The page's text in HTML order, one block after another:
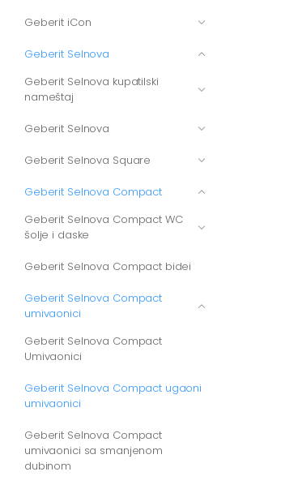
Geberit iCon
Geberit Selnova
Geberit Selnova kupatilski
nameštaj
Geberit Selnova
Geberit Selnova Square
Geberit Selnova Compact
Geberit Selnova Compact WC
šolje i daske
Geberit Selnova Compact bidei
Geberit Selnova Compact
umivaonici
Geberit Selnova Compact
Umivaonici
Geberit Selnova Compact ugaoni
umivaonici
Geberit Selnova Compact
umivaonici sa smanjenom
dubinom